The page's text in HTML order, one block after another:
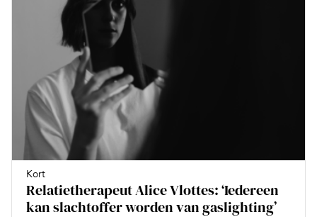
Kort
Relatietherapeut Alice Vlottes: ‘Iedereen
kan slachtoffer worden van gaslighting’